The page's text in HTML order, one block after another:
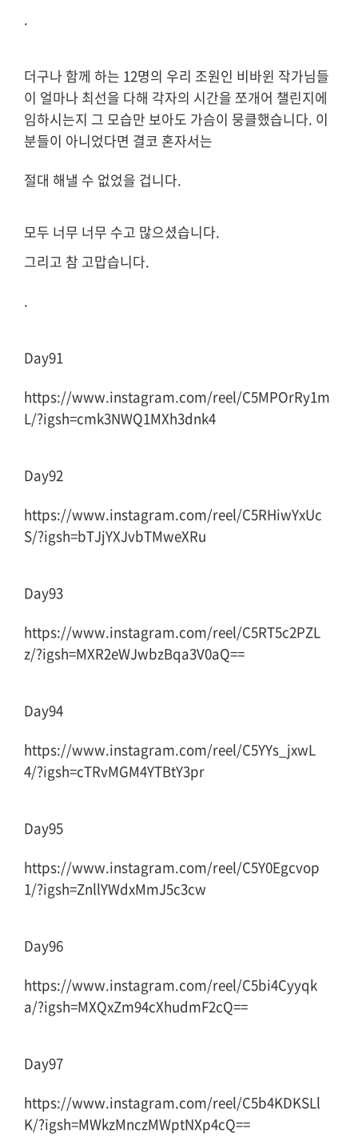
.
더구나 함께 하는 12명의 우리 조원인 비바윈 작가님들
이 얼마나 최선을 다해 각자의 시간을 쪼개어 챌린지에
임하시는지 그 모습만 보아도 가슴이 뭉클했습니다. 이
분들이 아니었다면 결코 혼자서는
절대 해낼 수 없었을 겁니다.
모두 너무 너무 수고 많으셨습니다.
그리고 참 고맙습니다.
.
Day91
https://www.instagram.com/reel/C5MPOrRy1m
L/?igsh=cmk3NWQ1MXh3dnk4
Day92
https://www.instagram.com/reel/C5RHiwYxUc
S/?igsh=bTJjYXJvbTMweXRu
Day93
https://www.instagram.com/reel/C5RT5c2PZL
z/?igsh=MXR2eWJwbzBqa3V0aQ==
Day94
https://www.instagram.com/reel/C5YYs_jxwL
4/?igsh=cTRvMGM4YTBtY3pr
Day95
https://www.instagram.com/reel/C5Y0Egcvop
1/?igsh=ZnllYWdxMmJ5c3cw
Day96
https://www.instagram.com/reel/C5bi4Cyyqk
a/?igsh=MXQxZm94cXhudmF2cQ==
Day97
https://www.instagram.com/reel/C5b4KDKSLl
K/?igsh=MWkzMnczMWptNXp4cQ==